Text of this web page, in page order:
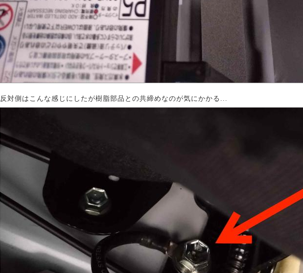
反対側はこんな感じにしたが樹脂部品との共締めなのが気にかかる...